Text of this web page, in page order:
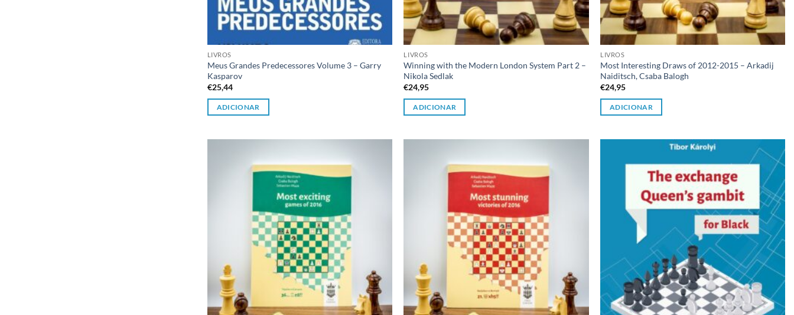
LIVROS
Meus Grandes Predecessores Volume 3 – Garry
Kasparov
€25,44
ADICIONAR
LIVROS
Winning with the Modern London System Part 2 –
Nikola Sedlak
€24,95
ADICIONAR
LIVROS
Most Interesting Draws of 2012-2015 – Arkadij
Naiditsch, Csaba Balogh
€24,95
ADICIONAR
Adicionar
à lista de
desejos